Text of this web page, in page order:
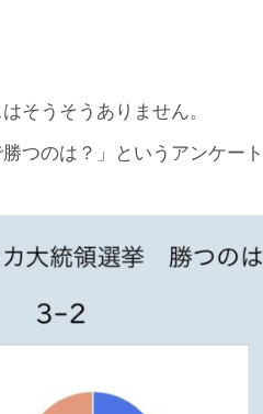
そうそうありません。
つのは？」というアンケート